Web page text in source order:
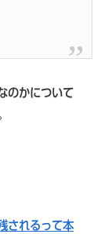
のかについて
されるって本